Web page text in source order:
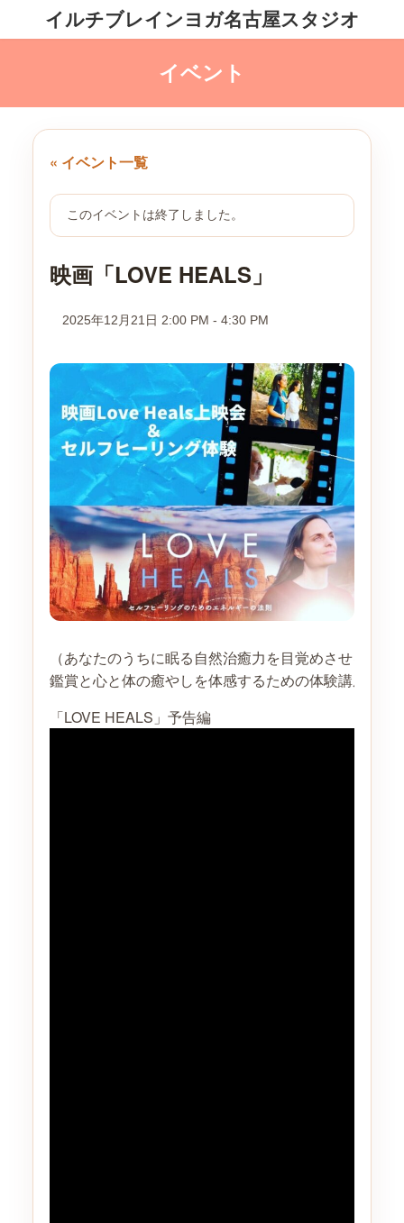
テ
ゲ
イルチブレインヨガ名古屋スタジオ
« イベント一覧
このイベントは終了しました。
映画「LOVE HEALS」
2025年12月21日 2:00 PM - 4:30 PM
（あなたのうちに眠る自然治癒力を目覚めさせるヒ
鑑賞と心と体の癒やしを体感するための体験講座です
「LOVE HEALS」予告編